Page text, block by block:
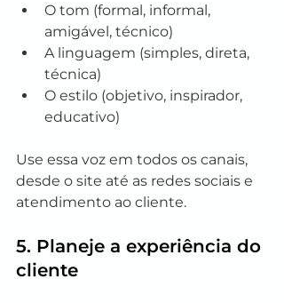
O tom (formal, informal,
amigável, técnico)
A linguagem (simples, direta,
técnica)
O estilo (objetivo, inspirador,
educativo)
Use essa voz em todos os canais,
desde o site até as redes sociais e
atendimento ao cliente.
5. Planeje a experiência do
cliente